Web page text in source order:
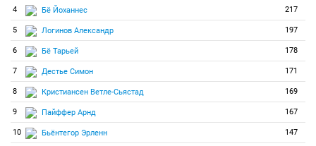
4 Бё Йоханнес 217
5 Логинов Александр 197
6 Бё Тарьей 178
7 Дестье Симон 171
8 Кристиансен Ветле-Сьястад 169
9 Пайффер Арнд 167
10 Бьёнтегор Эрленн 147